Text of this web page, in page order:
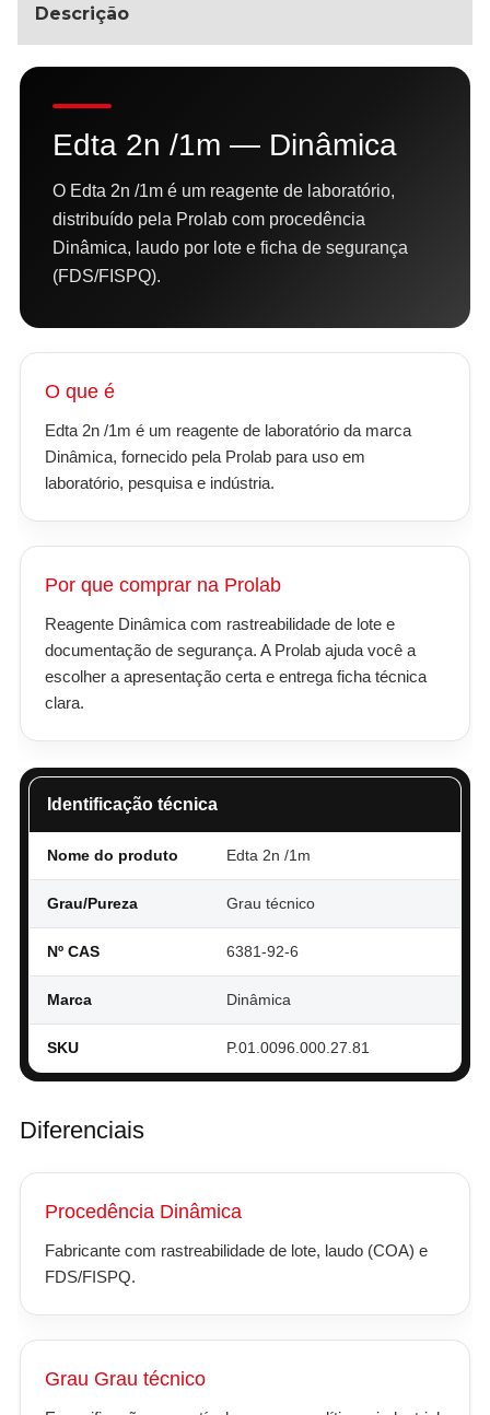
Descrição
Edta 2n /1m — Dinâmica
O Edta 2n /1m é um reagente de laboratório,
distribuído pela Prolab com procedência
Dinâmica, laudo por lote e ficha de segurança
(FDS/FISPQ).
O que é
Edta 2n /1m é um reagente de laboratório da marca
Dinâmica, fornecido pela Prolab para uso em
laboratório, pesquisa e indústria.
Por que comprar na Prolab
Reagente Dinâmica com rastreabilidade de lote e
documentação de segurança. A Prolab ajuda você a
escolher a apresentação certa e entrega ficha técnica
clara.
Identificação técnica
Nome do produto Edta 2n /1m
Grau/Pureza Grau técnico
Nº CAS 6381-92-6
Marca Dinâmica
SKU P.01.0096.000.27.81
Diferenciais
Procedência Dinâmica
Fabricante com rastreabilidade de lote, laudo (COA) e
FDS/FISPQ.
Grau Grau técnico